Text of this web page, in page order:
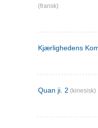
(fransk)
Kjærlighedens
Quan ji. 2 (kinesisk)